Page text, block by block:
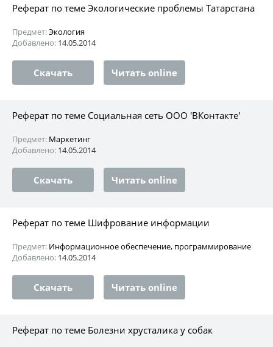
Реферат по теме Экологические проблемы Татарстана
Предмет:Экология
Добавлено: 14.05.2014
Скачать Читать online
Реферат по теме Социальная сеть ООО 'ВКонтакте'
Предмет: Маркетинг
Добавлено: 14.05.2014
Скачать Читать online
Реферат по теме Шифрование информации
Предмет: Информационное обеспечение, программирование
Добавлено: 14.05.2014
Скачать Читать online
Реферат по теме Болезни хрусталика у собак